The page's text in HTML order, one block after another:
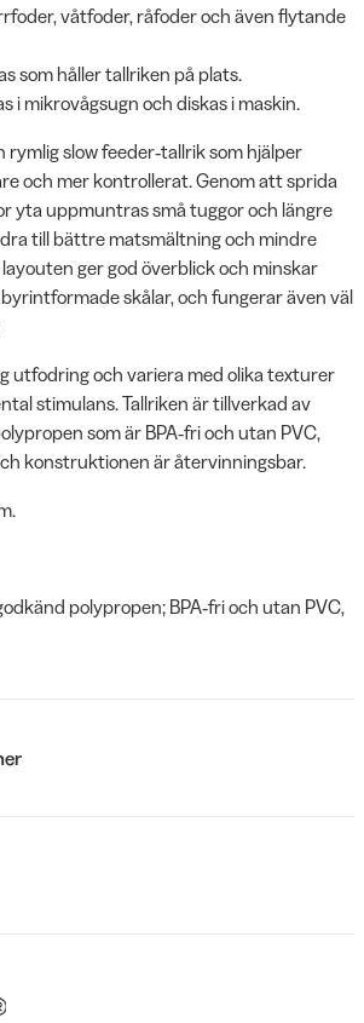
våtfoder, råfoder och även flytande
som håller tallriken på plats.
i mikrovågsugn och diskas i maskin.
rymlig slow feeder‑tallrik som hjälper
och mer kontrollerat. Genom att sprida
yta uppmuntras små tuggor och längre
till bättre matsmältning och mindre
ger god överblick och minskar
skålar, och fungerar även väl
utfodring och variera med olika texturer
stimulans. Tallriken är tillverkad av
som är BPA‑fri och utan PVC,
konstruktionen är återvinningsbar.
polypropen; BPA‑fri och utan PVC,